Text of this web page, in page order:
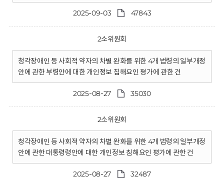
2025-09-03 47843
2소위원회
청각장애인 등 사회적 약자의 차별 완화를 위한 4개 법령의 일부개정
안에 관한 부령안에 대한 개인정보 침해요인 평가에 관한 건
2025-08-27 35030
2소위원회
청각장애인 등 사회적 약자의 차별 완화를 위한 4개 법령의 일부개정
안에 관한 대통령령안에 대한 개인정보 침해요인 평가에 관한 건
2025-08-27 32487